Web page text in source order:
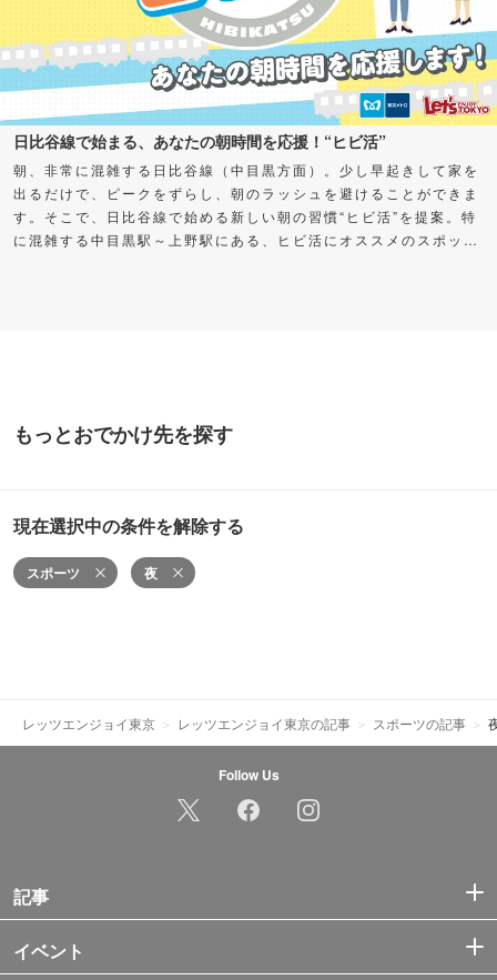
日比谷線で始まる、あなたの朝時間を応援！“ヒビ活”
朝、非常に混雑する日比谷線（中目黒方面）。少し早起きして家を
出るだけで、ピークをずらし、朝のラッシュを避けることができま
す。そこで、日比谷線で始める新しい朝の習慣“ヒビ活”を提案。特
に混雑する中目黒駅～上野駅にある、ヒビ活にオススメのスポット
もっとおでかけ先を探す
現在選択中の条件を解除する
スポーツ 夜
レッツエンジョイ東京 レッツエンジョイ東京の記事 スポーツの記事
Follow Us
記事
イベント